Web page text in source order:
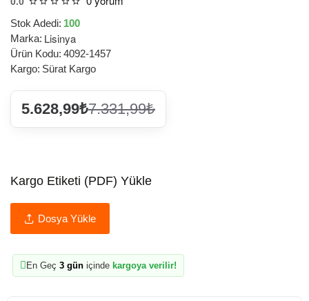
Stok Adedi: 100
Marka: Lisinya
Ürün Kodu: 4092-1457
Kargo: Sürat Kargo
5.628,99₺7.331,99₺
Kargo Etiketi (PDF) Yükle
Dosya Yükle
En Geç 3 gün içinde kargoya verilir!